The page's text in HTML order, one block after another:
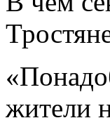
жители